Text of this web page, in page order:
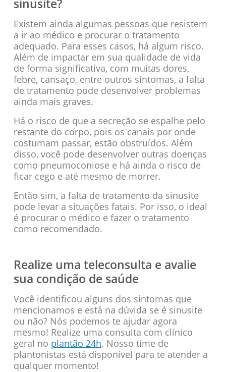
sinusite?
Existem ainda algumas pessoas que resistem
a ir ao médico e procurar o tratamento
adequado. Para esses casos, há algum risco.
Além de impactar em sua qualidade de vida
de forma significativa, com muitas dores,
febre, cansaço, entre outros sintomas, a falta
de tratamento pode desenvolver problemas
ainda mais graves.
Há o risco de que a secreção se espalhe pelo
restante do corpo, pois os canais por onde
costumam passar, estão obstruídos. Além
disso, você pode desenvolver outras doenças
como pneumoconiose e há ainda o risco de
ficar cego e até mesmo de morrer.
Então sim, a falta de tratamento da sinusite
pode levar a situações fatais. Por isso, o ideal
é procurar o médico e fazer o tratamento
como recomendado.
Realize uma teleconsulta e avalie
sua condição de saúde
Você identificou alguns dos sintomas que
mencionamos e está na dúvida se é sinusite
ou não? Nós podemos te ajudar agora
mesmo! Realize uma consulta com clínico
geral no plantão 24h. Nosso time de
plantonistas está disponível para te atender a
qualquer momento!